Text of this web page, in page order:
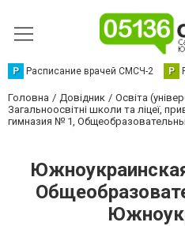
Р Расписание врачей СМСЧ-2 Р
Головна Довідник
Освіта
Загальноосвітні школи та ліцеї,
гимназия № 1,